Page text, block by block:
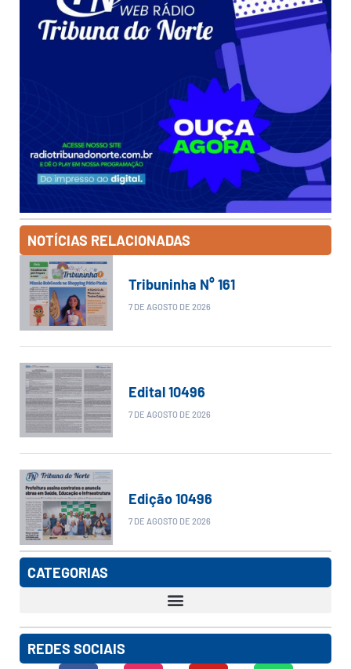
NOTÍCIAS RELACIONADAS
Tribuninha N° 161
7 DE AGOSTO DE 2026
Edital 10496
7 DE AGOSTO DE 2026
Edição 10496
7 DE AGOSTO DE 2026
CATEGORIAS
REDES SOCIAIS